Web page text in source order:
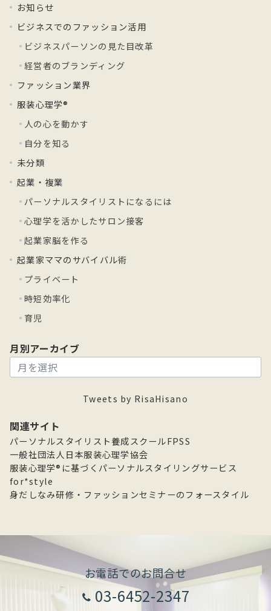
お知らせ
ビジネスでのファッション活用
ビジネスパーソンの見た目改革
経営者のブランディング
ファッション業界
服装心理学®
人の心を動かす
自分を知る
未分類
起業・複業
パーソナルスタイリストになるには
心理学を活かしたサロン接客
起業家脳を作る
起業家ママのサバイバル術
プライベート
時短効率化
育児
月別アーカイブ
別
イ
ブ
Tweets by RisaHisano
関連サイト
パーソナルスタイリスト養成スクールFPSS
一般社団法人日本服装心理学協会
服装心理学®に基づくパーソナルスタイリングサービス
for*style
身だしなみ研修・ファッションセミナーのフォースタイル
お電話でのお問合せ
03-6452-2347